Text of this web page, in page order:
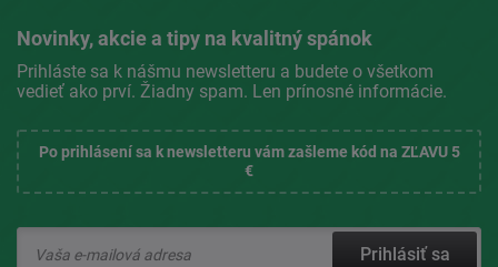
Novinky, akcie a tipy na kvalitný spánok
Prihláste sa k nášmu newsletteru a budete o všetkom
vedieť ako prví. Žiadny spam. Len prínosné informácie.
Po prihlásení sa k newsletteru vám zašleme kód na ZĽAVU 5
€
Prihlásiť sa